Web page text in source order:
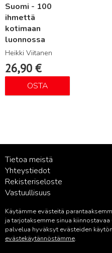
Suomi - 100
ihmettä
kotimaan
luonnossa
Heikki Viitanen
26,90 €
OSTA
Tietoa meistä
Yhteystiedot
Rekisteriseloste
Vastuullisuus
Kustantamon asiakaspalvelu:
palvelu@readme.fi
Käytämme evästeitä
ja tarjotaksemme sinua
palvelua hyväksyt evästeiden
evästekäytännöstämme.